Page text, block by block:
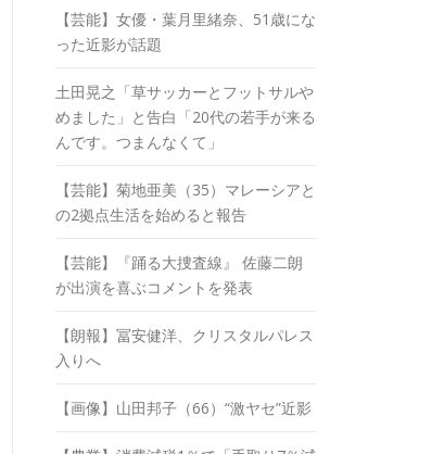
【芸能】女優・葉月里緒奈、51歳にな
った近影が話題
土田晃之「草サッカーとフットサルや
めました」と告白「20代の若手が来る
んです。つまんなくて」
【芸能】菊地亜美（35）マレーシアと
の2拠点生活を始めると報告
【芸能】『踊る大捜査線』 佐藤二朗
が出演を喜ぶコメントを発表
【朗報】冨安健洋、クリスタルパレス
入りへ
【画像】山田邦子（66）“激ヤセ”近影